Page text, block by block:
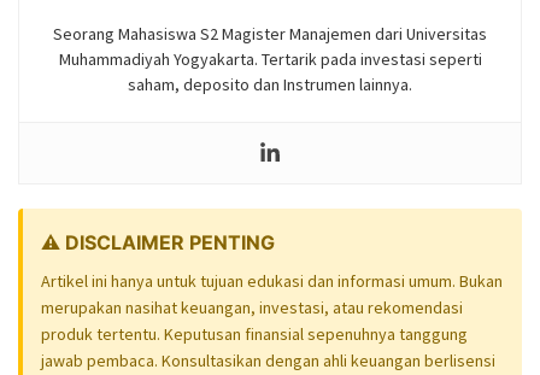
Seorang Mahasiswa S2 Magister Manajemen dari Universitas
Muhammadiyah Yogyakarta. Tertarik pada investasi seperti
saham, deposito dan Instrumen lainnya.
⚠️ DISCLAIMER PENTING
Artikel ini hanya untuk tujuan edukasi dan informasi umum. Bukan
merupakan nasihat keuangan, investasi, atau rekomendasi
produk tertentu. Keputusan finansial sepenuhnya tanggung
jawab pembaca. Konsultasikan dengan ahli keuangan berlisensi